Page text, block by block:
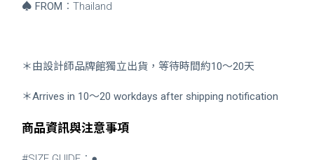
♠ FROM ：Thailand
＊由設計師品牌館獨立出貨，等待時間約10～20天
＊Arrives in 10～20 workdays after shipping notification
商品資訊與注意事項